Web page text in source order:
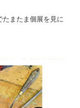
またま個展を見に